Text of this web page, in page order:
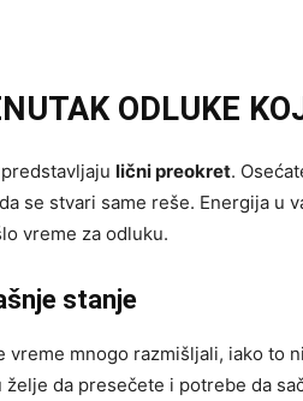
ODLUKE
lični preokret.
se stvari same reše. Energija u
vreme za odluku.
stanje
vreme mnogo razmišljali, iako to
želje da presečete i potrebe da